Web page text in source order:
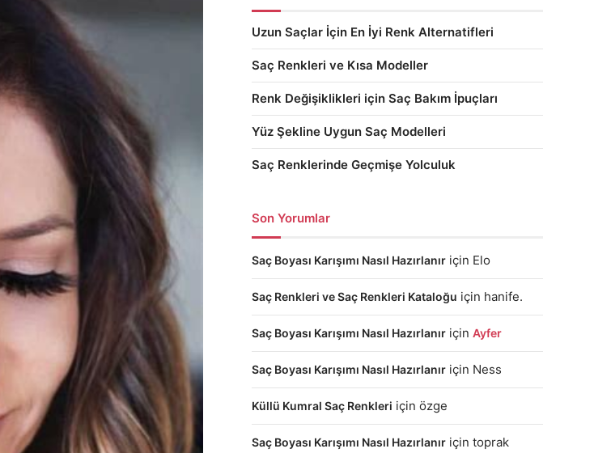
Uzun Saçlar İçin En İyi Renk Alternatifleri
Saç Renkleri ve Kısa Modeller
Renk Değişiklikleri için Saç Bakım İpuçları
Yüz Şekline Uygun Saç Modelleri
Saç Renklerinde Geçmişe Yolculuk
Son Yorumlar
Saç Boyası Karışımı Nasıl Hazırlanır için Elo
Saç Renkleri ve Saç Renkleri Kataloğu için hanife.
Saç Boyası Karışımı Nasıl Hazırlanır için Ayfer
Saç Boyası Karışımı Nasıl Hazırlanır için Ness
Küllü Kumral Saç Renkleri için özge
Saç Boyası Karışımı Nasıl Hazırlanır için toprak